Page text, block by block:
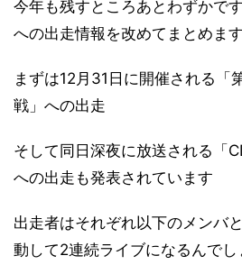
今年も残すところあとわずかで
への出走情報を改めてまとめます
まずは12月31日に開催される「
戦」への出走
そして同日深夜に放送される「
への出走も発表されています
出走者はそれぞれ以下のメンバ
動して2連続ライブになるんでし